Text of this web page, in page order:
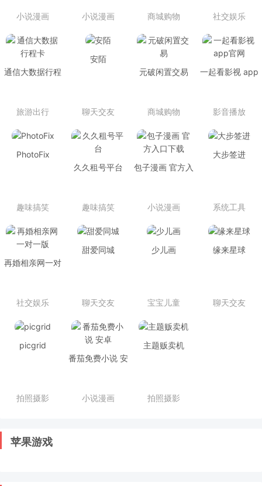
小说漫画 小说漫画 商城购物 社交娱乐
通信大数据行程
旅游出行
安陌
聊天交友
元破闲置交易
商城购物
一起看影视 app
影音播放
PhotoFix
趣味搞笑
久久租号平台
趣味搞笑
包子漫画 官方入
小说漫画
大步签进
系统工具
再婚相亲网一对
社交娱乐
甜爱同城
聊天交友
少儿画
宝宝儿童
缘来星球
聊天交友
picgrid
拍照摄影
番茄免费小说 安
小说漫画
主题贩卖机
拍照摄影
苹果游戏